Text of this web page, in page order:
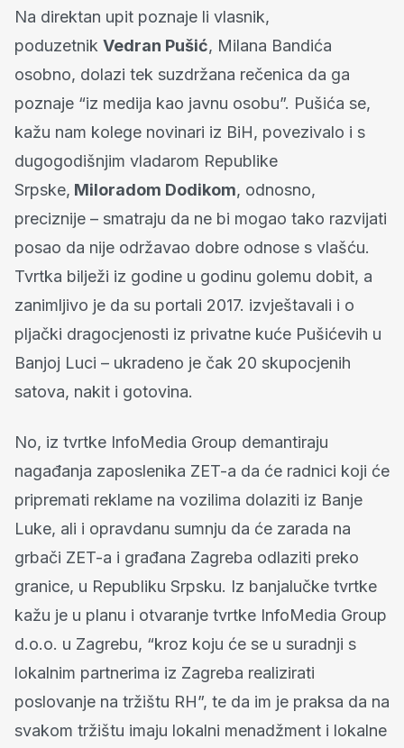
Na direktan upit poznaje li vlasnik,
poduzetnik Vedran Pušić, Milana Bandića
osobno, dolazi tek suzdržana rečenica da ga
poznaje “iz medija kao javnu osobu”. Pušića se,
kažu nam kolege novinari iz BiH, povezivalo i s
dugogodišnjim vladarom Republike
Srpske, Miloradom Dodikom, odnosno,
preciznije – smatraju da ne bi mogao tako razvijati
posao da nije održavao dobre odnose s vlašću.
Tvrtka bilježi iz godine u godinu golemu dobit, a
zanimljivo je da su portali 2017. izvještavali i o
pljački dragocjenosti iz privatne kuće Pušićevih u
Banjoj Luci – ukradeno je čak 20 skupocjenih
satova, nakit i gotovina.
No, iz tvrtke InfoMedia Group demantiraju
nagađanja zaposlenika ZET-a da će radnici koji će
pripremati reklame na vozilima dolaziti iz Banje
Luke, ali i opravdanu sumnju da će zarada na
grbači ZET-a i građana Zagreba odlaziti preko
granice, u Republiku Srpsku. Iz banjalučke tvrtke
kažu je u planu i otvaranje tvrtke InfoMedia Group
d.o.o. u Zagrebu, “kroz koju će se u suradnji s
lokalnim partnerima iz Zagreba realizirati
poslovanje na tržištu RH”, te da im je praksa da na
svakom tržištu imaju lokalni menadžment i lokalne